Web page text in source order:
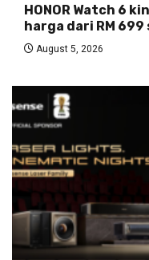
HONOR Watch 6
harga dari RM 699
August 5, 2026